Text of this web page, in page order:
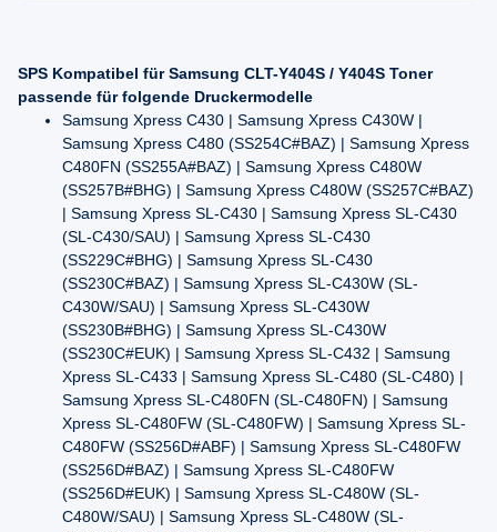
SPS Kompatibel für Samsung CLT-Y404S / Y404S Toner
passende für folgende Druckermodelle
Samsung Xpress C430 | Samsung Xpress C430W |
Samsung Xpress C480 (SS254C#BAZ) | Samsung Xpress
C480FN (SS255A#BAZ) | Samsung Xpress C480W
(SS257B#BHG) | Samsung Xpress C480W (SS257C#BAZ)
| Samsung Xpress SL-C430 | Samsung Xpress SL-C430
(SL-C430/SAU) | Samsung Xpress SL-C430
(SS229C#BHG) | Samsung Xpress SL-C430
(SS230C#BAZ) | Samsung Xpress SL-C430W (SL-
C430W/SAU) | Samsung Xpress SL-C430W
(SS230B#BHG) | Samsung Xpress SL-C430W
(SS230C#EUK) | Samsung Xpress SL-C432 | Samsung
Xpress SL-C433 | Samsung Xpress SL-C480 (SL-C480) |
Samsung Xpress SL-C480FN (SL-C480FN) | Samsung
Xpress SL-C480FW (SL-C480FW) | Samsung Xpress SL-
C480FW (SS256D#ABF) | Samsung Xpress SL-C480FW
(SS256D#BAZ) | Samsung Xpress SL-C480FW
(SS256D#EUK) | Samsung Xpress SL-C480W (SL-
C480W/SAU) | Samsung Xpress SL-C480W (SL-